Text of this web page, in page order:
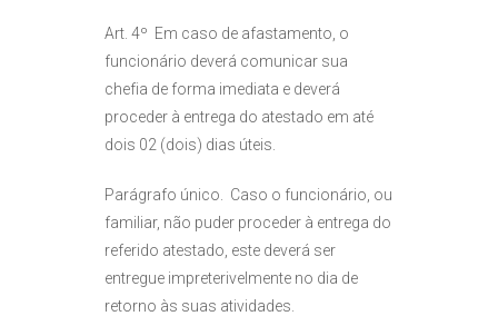
Art. 4º Em caso de afastamento, o
funcionário deverá comunicar sua
chefia de forma imediata e deverá
proceder à entrega do atestado em até
dois 02 (dois) dias úteis.
Parágrafo único. Caso o funcionário, ou
familiar, não puder proceder à entrega do
referido atestado, este deverá ser
entregue impreterivelmente no dia de
retorno às suas atividades.